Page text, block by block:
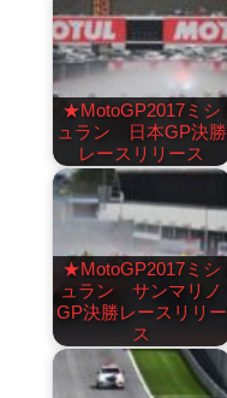
★MotoGP2017ミシ
ュラン 日本GP決勝
レースリリース
★MotoGP2017ミシ
ュラン サンマリノ
GP決勝レースリリー
ス